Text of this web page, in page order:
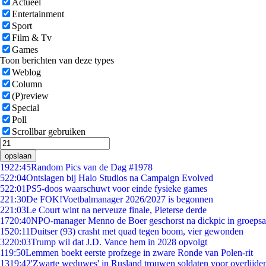
Actueel
Entertainment
Sport
Film & Tv
Games
Toon berichten van deze types
Weblog
Column
(P)review
Special
Poll
Scrollbar gebruiken
opslaan
1922:45Random Pics van de Dag #1978
522:04Ontslagen bij Halo Studios na Campaign Evolved
522:01PS5-doos waarschuwt voor einde fysieke games
221:30De FOK!Voetbalmanager 2026/2027 is begonnen
221:03Le Court wint na nerveuze finale, Pieterse derde
1720:40NPO-manager Menno de Boer geschorst na dickpic in
1520:11Duitser (93) crasht met quad tegen boom, vier gewonden
3220:03Trump wil dat J.D. Vance hem in 2028 opvolgt
119:50Lemmen boekt eerste profzege in zware Ronde van Polen-rit
1319:42'Zwarte weduwes' in Rusland trouwen soldaten voor